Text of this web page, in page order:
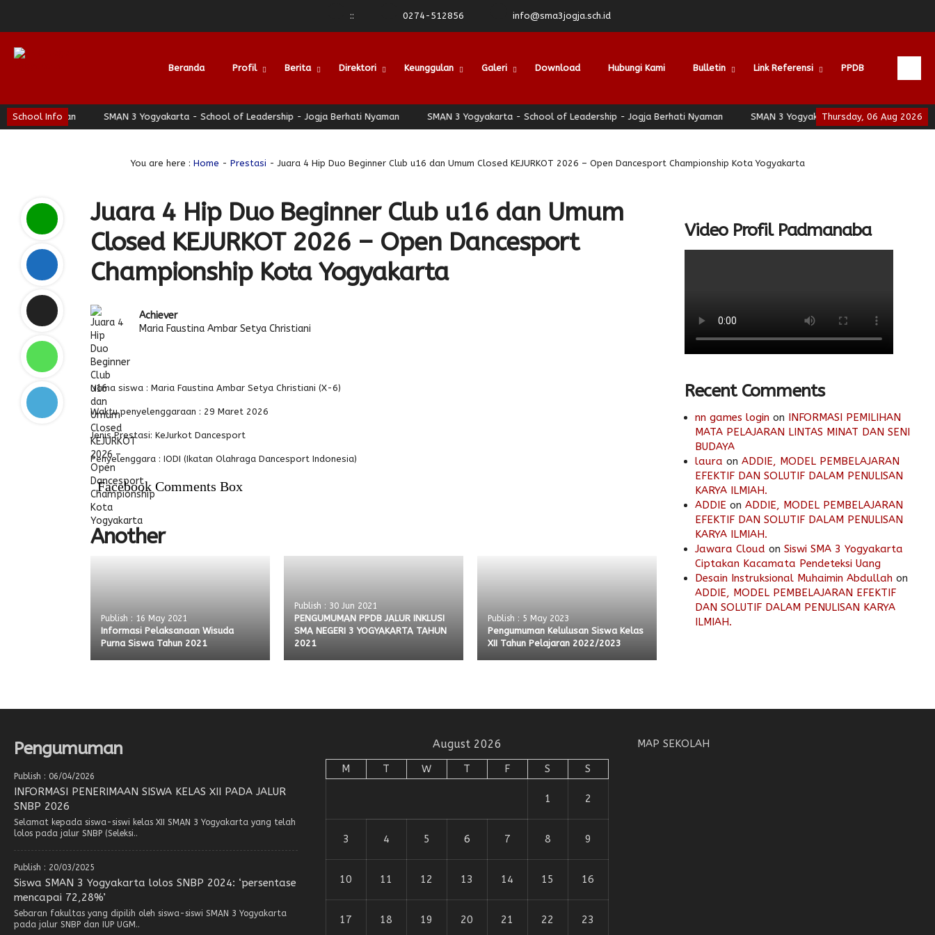
:: 0274-512856 info@sma3jogja.sch.id
Beranda Profil Berita Direktori Keunggulan Galeri Download Hubungi Kami Bulletin Link Referensi PPDB
School Info Thursday, 06 Aug 2026
Nyaman SMAN 3 Yogyakarta - School of Leadership - Jogja Berhati Nyaman SMAN 3 Yogyakarta - School of Leadership - Jogja Berhati Nyaman SMAN 3 Yogyakarta - School of Leadership -
You are here : Home - Prestasi - Juara 4 Hip Duo Beginner Club u16 dan Umum Closed KEJURKOT 2026 – Open Dancesport Championship Kota Yogyakarta
Juara 4 Hip Duo Beginner Club u16 dan Umum
Closed KEJURKOT 2026 – Open Dancesport
Championship Kota Yogyakarta
Achiever
Maria Faustina Ambar Setya Christiani
Nama siswa : Maria Faustina Ambar Setya Christiani (X-6)
Waktu penyelenggaraan : 29 Maret 2026
Jenis Prestasi: KeJurkot Dancesport
Penyelenggara : IODI (Ikatan Olahraga Dancesport Indonesia)
Facebook Comments Box
Another
Publish : 16 May 2021
Informasi Pelaksanaan Wisuda
Purna Siswa Tahun 2021
Publish : 30 Jun 2021
PENGUMUMAN PPDB JALUR INKLUSI
SMA NEGERI 3 YOGYAKARTA TAHUN
2021
Publish : 5 May 2023
Pengumuman Kelulusan Siswa Kelas
XII Tahun Pelajaran 2022/2023
Video Profil Padmanaba
Recent Comments
nn games login on INFORMASI PEMILIHAN
MATA PELAJARAN LINTAS MINAT DAN SENI
BUDAYA
laura on ADDIE, MODEL PEMBELAJARAN
EFEKTIF DAN SOLUTIF DALAM PENULISAN
KARYA ILMIAH.
ADDIE on ADDIE, MODEL PEMBELAJARAN
EFEKTIF DAN SOLUTIF DALAM PENULISAN
KARYA ILMIAH.
Jawara Cloud on Siswi SMA 3 Yogyakarta
Ciptakan Kacamata Pendeteksi Uang
Desain Instruksional Muhaimin Abdullah on
ADDIE, MODEL PEMBELAJARAN EFEKTIF
DAN SOLUTIF DALAM PENULISAN KARYA
ILMIAH.
Pengumuman
Publish : 06/04/2026
INFORMASI PENERIMAAN SISWA KELAS XII PADA JALUR
SNBP 2026
Selamat kepada siswa-siswi kelas XII SMAN 3 Yogyakarta yang telah
lolos pada jalur SNBP (Seleksi..
Publish : 20/03/2025
Siswa SMAN 3 Yogyakarta lolos SNBP 2024: ‘persentase
mencapai 72,28%’
Sebaran fakultas yang dipilih oleh siswa-siswi SMAN 3 Yogyakarta
pada jalur SNBP dan IUP UGM..
August 2026
M T W T F S S
1 2
3 4 5 6 7 8 9
10 11 12 13 14 15 16
17 18 19 20 21 22 23
MAP SEKOLAH